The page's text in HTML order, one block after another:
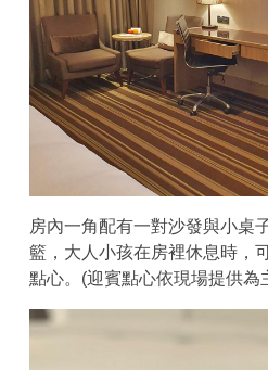
房內一角配有一對沙發與小桌
籃，大人小孩在房裡休息時，
點心。(迎賓點心依現場提供為